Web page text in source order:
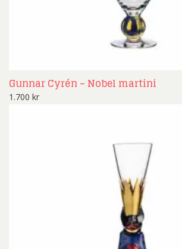
Gunnar Cyrén – Nobel martini
1.700 kr